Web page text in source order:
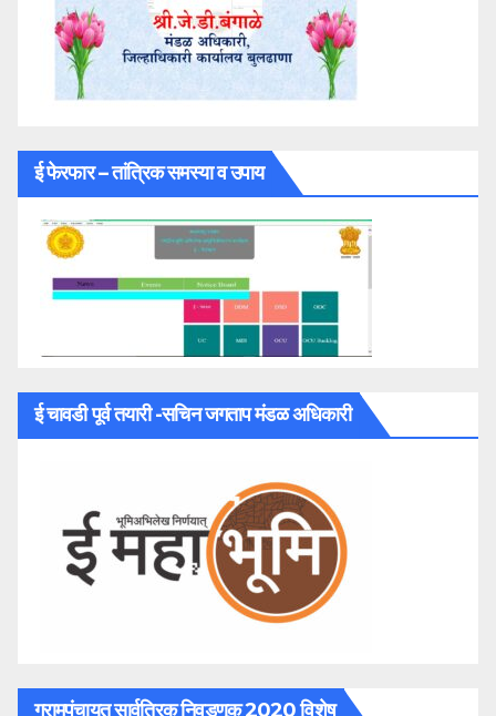
ई फेरफार – तांत्रिक समस्या व उपाय
ई चावडी पूर्व तयारी -सचिन जगताप मंडळ अधिकारी
ग्रामपंचायत सार्वत्रिक निवडणूक 2020 विशेष